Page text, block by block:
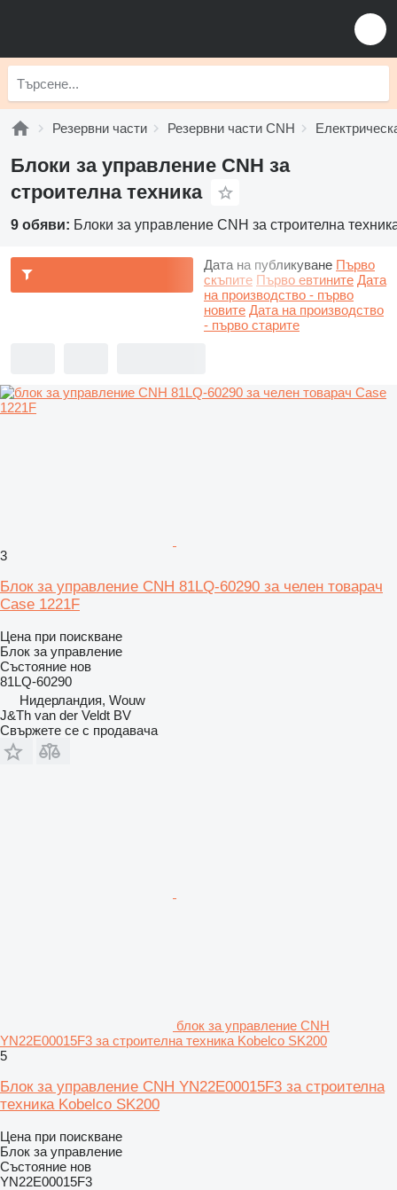
Резервни части Резервни части CNH
Блоки за управление CNH за
строителна техника
9 обяви: Блоки за управление CNH за строителна
Дата на публикуване Първо
скъпите Първо евтините Дата
на производство - първо
новите Дата на производство
- първо старите
3
Блок за управление CNH 81LQ-60290 за челен товарач
Case 1221F
Цена при поискване
Блок за управление
Състояние нов
81LQ-60290
Нидерландия, Wouw
J&Th van der Veldt BV
Свържете се с продавача
блок за управление CNH
YN22E00015F3 за строителна техника Kobelco SK200
5
Блок за управление CNH YN22E00015F3 за строителна
техника Kobelco SK200
Цена при поискване
Блок за управление
Състояние нов
YN22E00015F3